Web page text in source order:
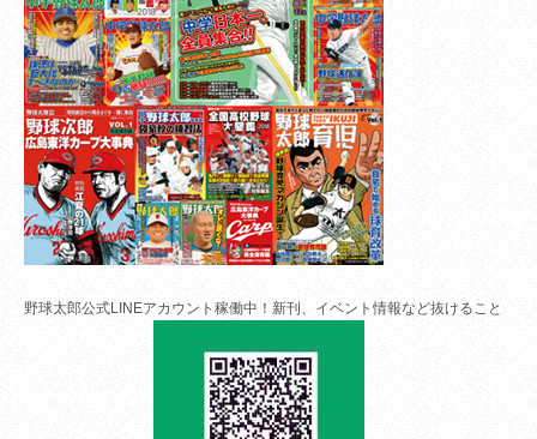
野球太郎公式LINEアカウント稼働中！新刊、イベント情報など抜けること